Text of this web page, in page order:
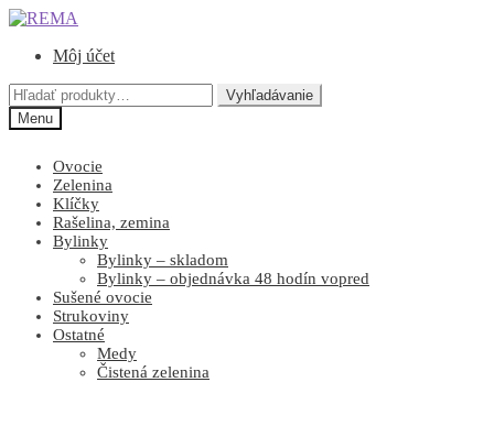
Preskočiť
navigáciu
Preskočiť
obsah
Môj účet
Hľadať:
Vyhľadávanie
Menu
Ovocie
Zelenina
Klíčky
Rašelina, zemina
Bylinky
Bylinky – skladom
Bylinky – objednávka 48 hodín vopred
Sušené ovocie
Strukoviny
Ostatné
Medy
Čistená zelenina